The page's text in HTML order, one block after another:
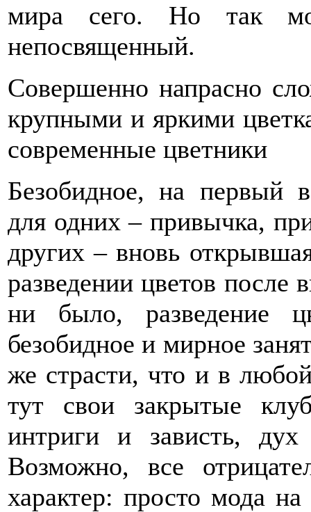
мира сего. Но так
непосвященный.
Совершенно напрасно
крупными и яркими
современные цветники
Безобидное, на первый
для одних – привычка,
других – вновь
разведении цветов
ни было, разведение
безобидное и мирное
же страсти, что и в
тут свои закрытые
интриги и зависть, дух
Возможно, все
характер: просто мода